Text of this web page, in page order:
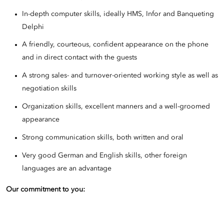
In-depth computer skills, ideally HMS, Infor and Banqueting
Delphi
A friendly, courteous, confident appearance on the phone
and in direct contact with the guests
A strong sales- and turnover-oriented working style as well as
negotiation skills
Organization skills, excellent manners and a well-groomed
appearance
Strong communication skills, both written and oral
Very good German and English skills, other foreign
languages are an advantage
Our commitment to you: